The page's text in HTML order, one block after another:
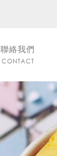
聯絡我們
CONTACT